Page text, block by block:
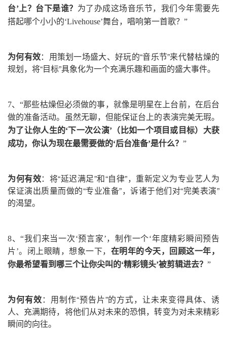
台’上？台下是谁？ 为了办成这场音乐节，我们今年需要先
搭起哪个小小的‘Livehouse’舞台，唱响第一首歌？ ”
为何有效：用策划一场盛大、好玩的“音乐节”来代替枯燥的
规划，将“目标”具象化为一个充满乐趣和画面的盛大事件。
7、“那些枯燥但必须做的事，就像是明星在上台前，在后台
做的准备活动。
虽然无聊，但能保证台上的表演完美无瑕。
为了让你人生的‘下一次公演’ （比如一个项目或目标） 大获
成功，你认为现在最需要做的‘后台准备’是什么？ ”
为何有效：将“延迟满足”和“自律”，重新定义为专业艺人为
保证演出质量而做的“专业准备”，诉诸于他们对“完美表演”
的渴望。
8、“我们来当一次‘预言家’，制作一个‘年度精彩瞬间预告
片’。 闭上眼睛，想象一下， 在明年的今天，回顾这一年，
你最希望看到哪三个让你尖叫的‘精彩镜头’被剪辑进去？ ”
为何有效：用制作“预告片”的方式，让未来变得具体、诱
人、充满期待，将他们从对未来的恐惧，转变为对未来精彩
瞬间的向往。